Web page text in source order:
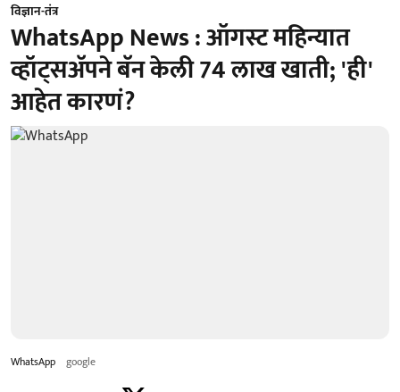
विज्ञान-तंत्र
WhatsApp News : ऑगस्ट महिन्यात
व्हॉट्सअ‍ॅपने बॅन केली 74 लाख खाती; 'ही'
आहेत कारणं?
WhatsApp google